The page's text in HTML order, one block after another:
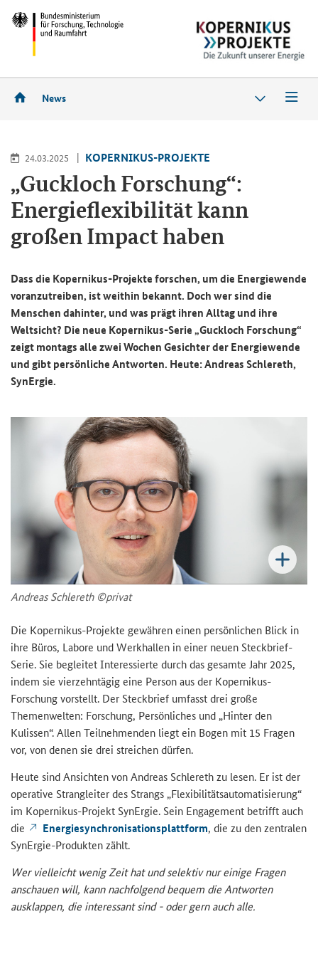
News
24.03.2025 KOPERNIKUS-PROJEKTE
„Guckloch Forschung“:
Energieflexibilität kann
großen Impacthaben
Dass die Kopernikus-Projekte forschen, um die Energiewende
voranzutreiben, ist weithin bekannt. Doch wer sind die
Menschen dahinter, und was prägt ihren Alltag und ihre
Weltsicht? Die neue Kopernikus-Serie „Guckloch Forschung“
zeigt montags alle zwei Wochen Gesichter der Energiewende
und gibt persönliche Antworten. Heute: Andreas Schlereth,
SynErgie.
Andreas Schlereth ©privat
Die Kopernikus-Projekte gewähren einen persönlichen Blick in
ihre Büros, Labore und Werkhallen in einer neuen Steckbrief-
Serie. Sie begleitet Interessierte durch das gesamte Jahr 2025,
indem sie vierzehntägig eine Person aus der Kopernikus-
Forschung vorstellt. Der Steckbrief umfasst drei große
Themenwelten: Forschung, Persönliches und „Hinter den
Kulissen“. Allen Teilnehmenden liegt ein Bogen mit 15 Fragen
vor, von denen sie drei streichen dürfen.
Heute sind Ansichten von Andreas Schlereth zu lesen. Er ist der
operative Strangleiter des Strangs „Flexibilitätsautomatisierung“
im Kopernikus-Projekt SynErgie. Sein Engagement betrifft auch
die
Energiesynchronisationsplattform, die zu den zentralen
SynErgie-Produkten zählt.
Wer vielleicht wenig Zeit hat und selektiv nur einige Fragen
anschauen will, kann nachfolgend bequem die Antworten
ausklappen, die interessant sind - oder gern auch alle.